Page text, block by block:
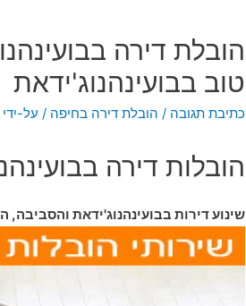
הובלת דירה
טוב בבועינהנוג'ידאת
כתיבת תגובה / הובלת דירה בחיפה / על-ידי
הובלות דירה
שינוע דירות בבועינהנוג'ידאת והסביבה,